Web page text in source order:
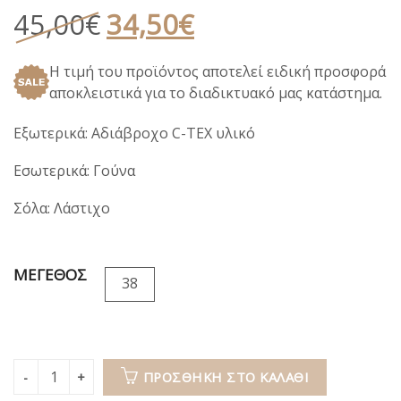
45,00€ Original
price
was:
45,00€.
34,50€Η
τρέχουσα
τιμή
είναι:
34,50€.
Η τιμή του προϊόντος αποτελεί ειδική προσφορά
αποκλειστικά για το διαδικτυακό μας κατάστημα.
Εξωτερικά: Αδιάβροχο C-TEX υλικό
Εσωτερικά: Γούνα
Σόλα: Λάστιχο
ΜΕΓΕΘΟΣ 38
ΠΡΟΣΘΉΚΗ ΣΤΟ ΚΑΛΆΘΙ